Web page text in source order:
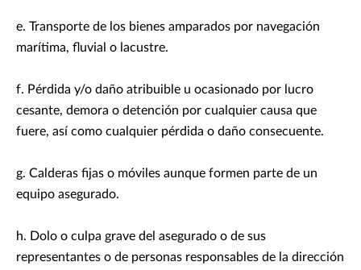
e. Transporte de los bienes amparados por navegación
marítima, fluvial o lacustre.
f. Pérdida y/o daño atribuible u ocasionado por lucro
cesante, demora o detención por cualquier causa que
fuere, así como cualquier pérdida o daño consecuente.
g. Calderas fijas o móviles aunque formen parte de un
equipo asegurado.
h. Dolo o culpa grave del asegurado o de sus
representantes o de personas responsables de la dirección